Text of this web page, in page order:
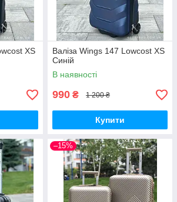
XS
Валіза Wings 147 Lowcost XS
Синій
В наявності
990 ₴ 1 200 ₴
Купити
–15%